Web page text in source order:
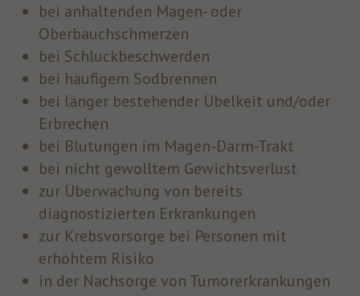
bei anhaltenden Magen- oder
Oberbauchschmerzen
bei Schluckbeschwerden
bei häufigem Sodbrennen
bei länger bestehender Übelkeit und/oder
Erbrechen
bei Blutungen im Magen-Darm-Trakt
bei nicht gewolltem Gewichtsverlust
zur Überwachung von bereits
diagnostizierten Erkrankungen
zur Krebsvorsorge bei Personen mit
erhöhtem Risiko
in der Nachsorge von Tumorerkrankungen